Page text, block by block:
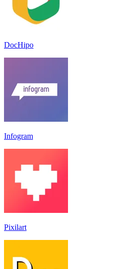
DocHipo
Infogram
Pixilart